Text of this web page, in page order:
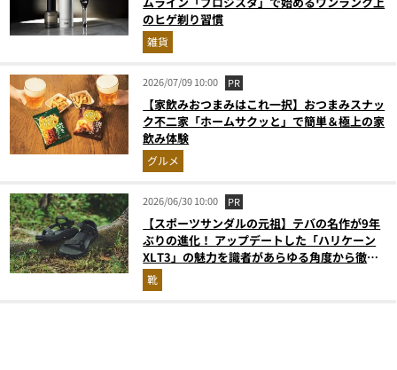
のヒゲ剃り習慣
雑貨
2026/07/09 10:00 PR
【家飲みおつまみはこれ一択】おつまみスナッ
ク不二家「ホームサクッと」で簡単＆極上の家
飲み体験
グルメ
2026/06/30 10:00 PR
【スポーツサンダルの元祖】テバの名作が9年
ぶりの進化！ アップデートした「ハリケーン
XLT3」の魅力を識者があらゆる角度から徹底
解説！
靴